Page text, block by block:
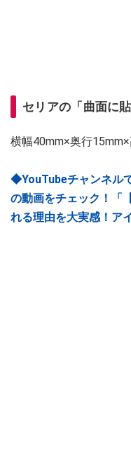
セリアの「曲面に
横幅40mm×奥行15mm×
◆YouTubeチャンネル
の動画をチェック！「
れる理由を大実感！ア